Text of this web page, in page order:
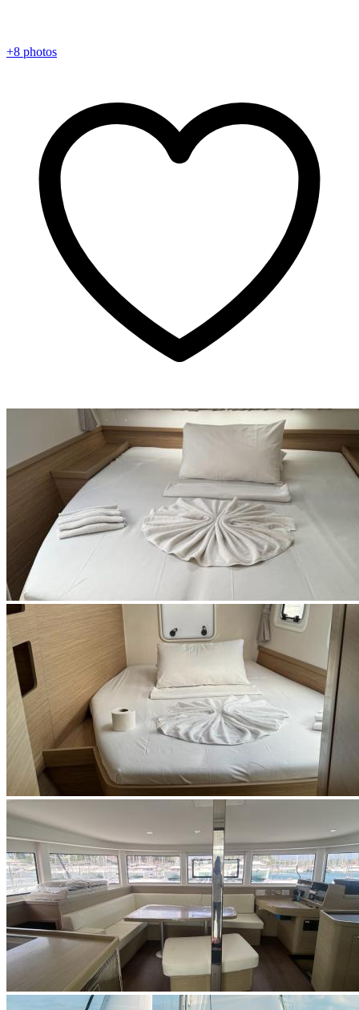
+8 photos